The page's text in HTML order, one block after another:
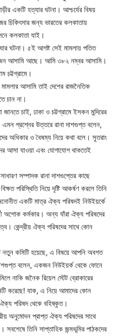
একটি হত্যার ঘটনা। আশ্চর্যের বিষয়
চিকিৎসার জন্য ভারতের কলকাতায়
কলকাতা যাই।
ঘটনা। ৫ই আগষ্ট সেই মামলায় পতিত
জন আসামি আছে। আমি ৩৮২ নম্বর আসামি।
চট্টগ্রামে।
আসামি তাই দেশের রাজনৈতিক
চান না।
চাই, ঢাকা ও চট্টগ্রামে ইসকন মন্দিরের
প্রশ্নের উত্তরে রানা দাশগুপ্ত বলেন,
অধিকার ও বৈষম্য নিয়ে কথা বলে। সুতরাং
আসা যাওয়া এবং যোগাযোগ থাকতেই
সম্পাদক রানা দাশগুপ্তের কাছে
পরিস্থিতি নিয়ে দৃষ্টি আকর্ষণ করলে তিনি
একটি মাত্র ঐক্য পরিষদই নিউইয়র্কে
অশোক কর্মকার। অন্য যাঁরা ঐক্য পরিষদের
কেন্দ্রীয় ঐক্য পরিষদের সাথে কোন
নতুন কমিটি হয়েছে, এ বিষয়ে আপনি অবগত
দাশগুপ্ত বলেন, একজন নিউইয়র্ক থেকে ফোনে
নাকি জনৈক রিয়েল স্টেট ব্রোকারের
করেছে! যাক, এ নিয়ে আমাদের কোন
পরিষদ থেকে বহিষ্কৃত।
অনুমোদন প্রাপ্ত ঐক্য পরিষদের সাথে
তিনি সাপ্তাহিক জন্মভূমির পাঠকদের